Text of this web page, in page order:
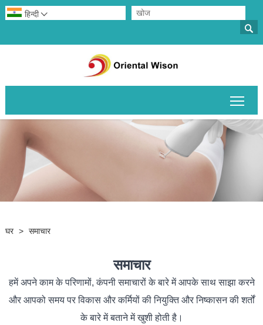

हिन्दी 
घर > समाचार
समाचार
हमें अपने काम के परिणामों, कंपनी समाचारों के बारे में आपके साथ साझा करने
और आपको समय पर विकास और कर्मियों की नियुक्ति और निष्कासन की शर्तों
के बारे में बताने में खुशी होती है।